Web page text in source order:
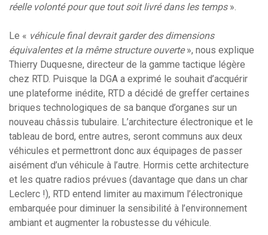
réelle volonté pour que tout soit livré dans les temps».
Le « véhicule final devrait garder des dimensions
équivalentes et la même structure ouverte», nous explique
Thierry Duquesne, directeur de la gamme tactique légère
chez RTD. Puisque la DGA a exprimé le souhait d’acquérir
une plateforme inédite, RTD a décidé de greffer certaines
briques technologiques de sa banque d’organes sur un
nouveau châssis tubulaire. L’architecture électronique et le
tableau de bord, entre autres, seront communs aux deux
véhicules et permettront donc aux équipages de passer
aisément d’un véhicule à l’autre. Hormis cette architecture
et les quatre radios prévues (davantage que dans un char
Leclerc !), RTD entend limiter au maximum l’électronique
embarquée pour diminuer la sensibilité à l’environnement
ambiant et augmenter la robustesse du véhicule.